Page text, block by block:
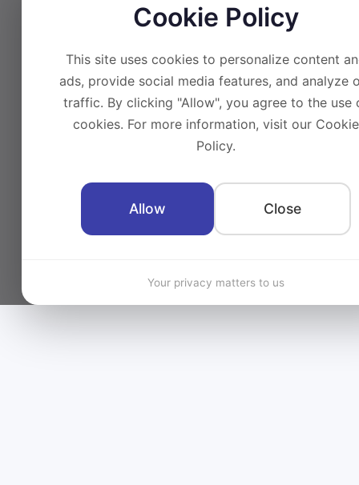
Cookie Policy
This site uses cookies to personalize content
ads, provide social media features, and analyze
traffic. By clicking "Allow", you agree to the use
cookies. For more information, visit our Cookie
Policy.
Allow Close
Your privacy matters to us